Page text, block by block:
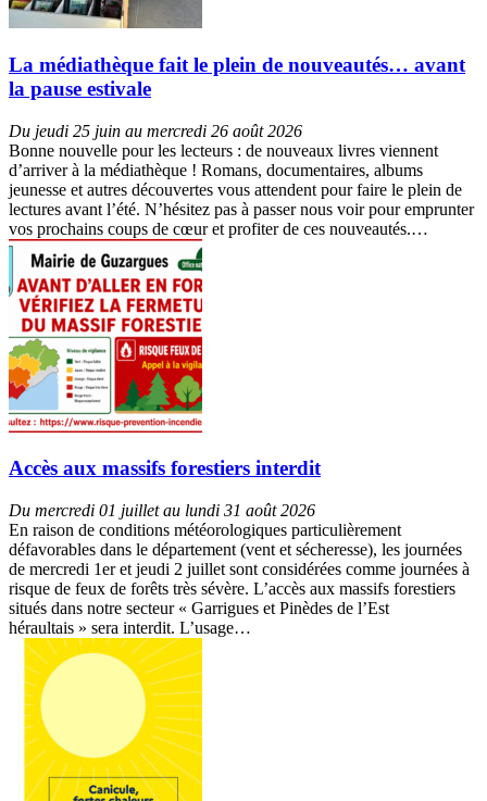
La médiathèque fait le plein de nouveautés… avant
la pause estivale
Du jeudi 25 juin au mercredi 26 août 2026
Bonne nouvelle pour les lecteurs : de nouveaux livres viennent
d’arriver à la médiathèque ! Romans, documentaires, albums
jeunesse et autres découvertes vous attendent pour faire le plein de
lectures avant l’été. N’hésitez pas à passer nous voir pour emprunter
vos prochains coups de cœur et profiter de ces nouveautés.…
Accès aux massifs forestiers interdit
Du mercredi 01 juillet au lundi 31 août 2026
En raison de conditions météorologiques particulièrement
défavorables dans le département (vent et sécheresse), les journées
de mercredi 1er et jeudi 2 juillet sont considérées comme journées à
risque de feux de forêts très sévère. L’accès aux massifs forestiers
situés dans notre secteur « Garrigues et Pinèdes de l’Est
héraultais » sera interdit. L’usage…